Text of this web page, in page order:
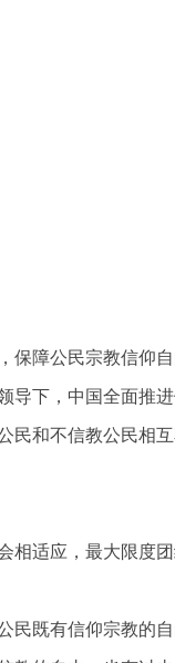
保障公民宗教信仰
下，中国全面推进
民和不信教公民相
相适应，最大限度
民既有信仰宗教的